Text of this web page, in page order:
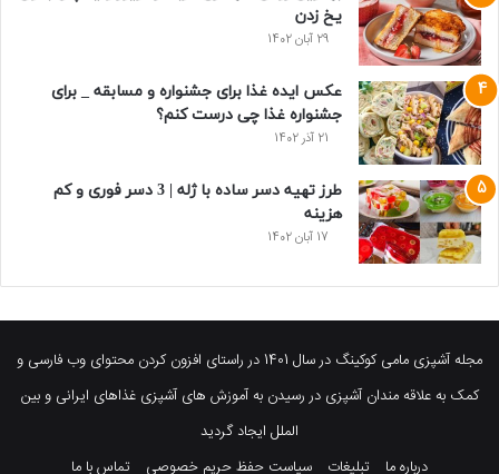
یخ زدن
29 آبان 1402
عکس ایده غذا برای جشنواره و مسابقه _ برای
جشنواره غذا چی درست کنم؟
21 آذر 1402
طرز تهیه دسر ساده با ژله | 3 دسر فوری و کم
هزینه
17 آبان 1402
مجله آشپزی مامی کوکینگ در سال 1401 در راستای افزون کردن محتوای وب فارسی و
کمک به علاقه مندان آشپزی در رسیدن به آموزش های آشپزی غذاهای ایرانی و بین
الملل ایجاد گردید
درباره ما
تبلیغات سیاست حفظ حریم خصوصی تماس با ما